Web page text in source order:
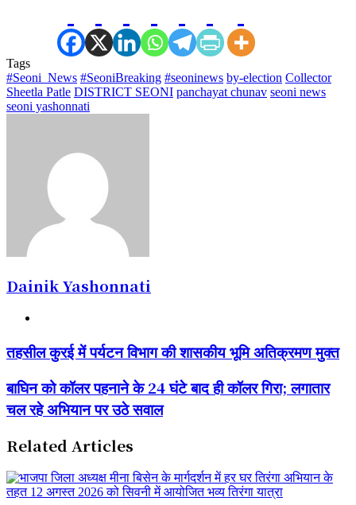
Tags
#Seoni_News #SeoniBreaking #seoninews by-election Collector
Sheetla Patle DISTRICT SEONI panchayat chunav seoni news
seoni yashonnati
Dainik Yashonnati
तहसील
कुरई
पर्यटन
विभाग
की
भूमि
मुक्त
तहसील कुरई में पर्यटन विभाग की शासकीय भूमि अतिक्रमण मुक्त
बाघिन
को
कॉलर
के
24
घंटे
बाद
ही
बाघिन को कॉलर पहनाने के 24 घंटे बाद ही कॉलर गिरा; लगातार
चल रहे अभियान पर उठे सवाल
Related Articles